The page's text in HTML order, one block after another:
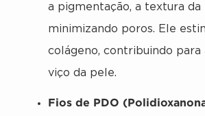
a pigmentação, a textura da
minimizando poros. Ele
colágeno, contribuindo para
viço da pele.
Fios de PDO